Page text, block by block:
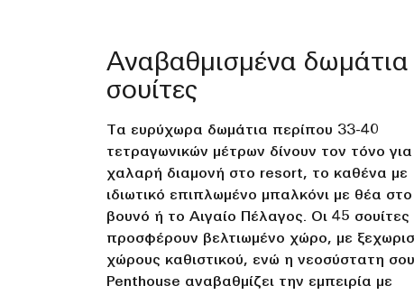
Αναβαθμισμένα δωμάτια
σουίτες
Τα ευρύχωρα δωμάτια περίπου 33-40
τετραγωνικών μέτρων δίνουν τον τόνο για
χαλαρή διαμονή στο resort, το καθένα με
ιδιωτικό επιπλωμένο μπαλκόνι με θέα στο
βουνό ή το Αιγαίο Πέλαγος. Οι 45 σουίτες
προσφέρουν βελτιωμένο χώρο, με
χώρους καθιστικού, ενώ η νεοσύστατη
Penthouse αναβαθμίζει την εμπειρία με